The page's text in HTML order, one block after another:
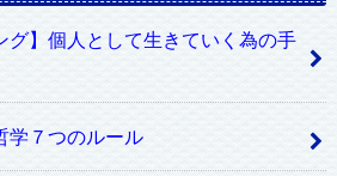
グ】個人として生きていく為の手
学７つのルール